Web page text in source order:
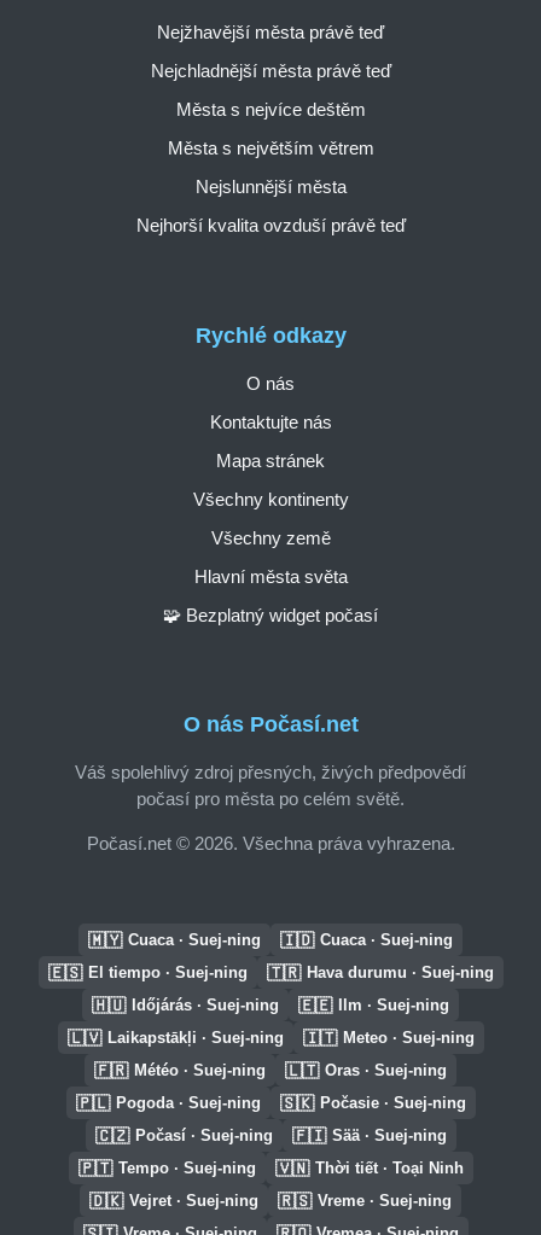
O nás Počasí.net
Váš spolehlivý zdroj přesných, živých předpovědí
počasí pro města po celém světě.
Počasí.net © 2026. Všechna práva vyhrazena.
Rychlé odkazy
O nás
Kontaktujte nás
Mapa stránek
Všechny kontinenty
Všechny země
Hlavní města světa
🧩 Bezplatný widget počasí
Nejžhavější města právě teď
Nejchladnější města právě teď
Města s nejvíce deštěm
Města s největším větrem
Nejslunnější města
Nejhorší kvalita ovzduší právě teď
🇲🇾 Cuaca · Suej-ning 🇮🇩 Cuaca · Suej-ning
🇪🇸 El tiempo · Suej-ning 🇹🇷 Hava durumu · Suej-ning
🇭🇺 Időjárás · Suej-ning 🇪🇪 Ilm · Suej-ning
🇱🇻 Laikapstākļi · Suej-ning 🇮🇹 Meteo · Suej-ning
🇫🇷 Météo · Suej-ning 🇱🇹 Oras · Suej-ning
🇵🇱 Pogoda · Suej-ning 🇸🇰 Počasie · Suej-ning
🇨🇿 Počasí · Suej-ning 🇫🇮 Sää · Suej-ning
🇵🇹 Tempo · Suej-ning 🇻🇳 Thời tiết · Toại Ninh
🇩🇰 Vejret · Suej-ning 🇷🇸 Vreme · Suej-ning